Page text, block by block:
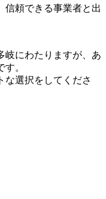
信頼できる事業者と出
岐にわたりますが、あ
。
な選択をしてくださ